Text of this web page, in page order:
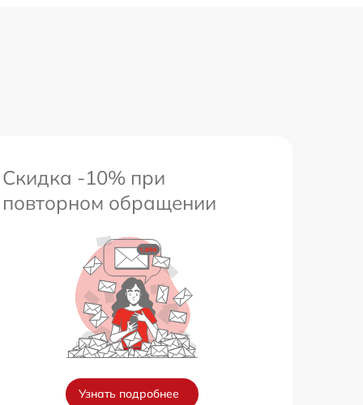
Скидка -10% при
повторном обращении
Узнать подробнее